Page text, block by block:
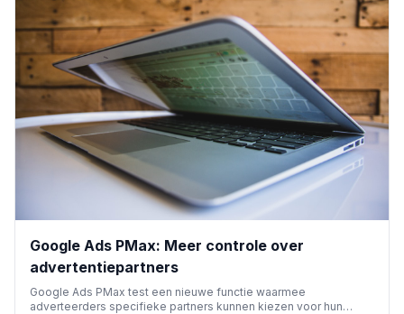
Google Ads PMax: Meer controle over
advertentiepartners
Google Ads PMax test een nieuwe functie waarmee
adverteerders specifieke partners kunnen kiezen voor hun